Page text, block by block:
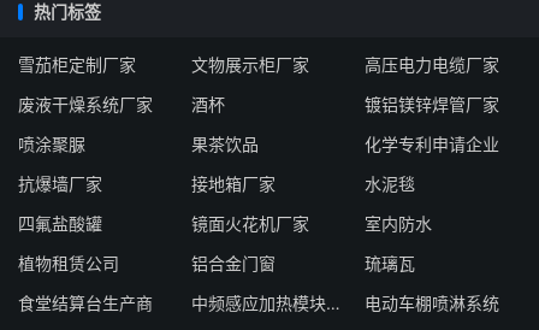
热门标签
雪茄柜定制厂家 文物展示柜厂家
高压电力电缆厂家
废液干燥系统厂家
酒杯
镀铝镁锌焊管厂家
喷涂聚脲
果茶饮品
化学专利申请企业
抗爆墙厂家
接地箱厂家
水泥毯
四氟盐酸罐
镜面火花机厂家
室内防水
植物租赁公司
铝合金门窗
琉璃瓦
食堂结算台生产商
中频感应加热模块供应商 电动车棚喷淋系统